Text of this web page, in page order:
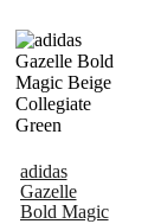
adidas
Gazelle
Bold Magic